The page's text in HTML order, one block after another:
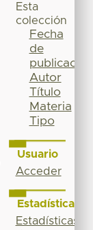
Esta
colección
Fecha
de
publicación
Autor
Título
Materia
Tipo
Usuario
Acceder
Estadísticas
Estadísticas